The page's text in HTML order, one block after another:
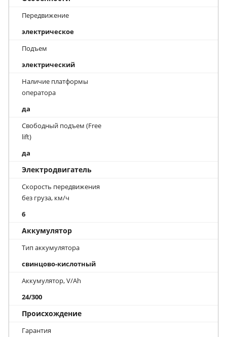
Передвижение
электрическое
Подъем
электрический
Наличие платформы
оператора
да
Свободный подъем (Free
lift)
да
Электродвигатель
Скорость передвижения
без груза, км/ч
6
Аккумулятор
Тип аккумулятора
свинцово-кислотный
Аккумулятор, V/Ah
24/300
Происхождение
Гарантия